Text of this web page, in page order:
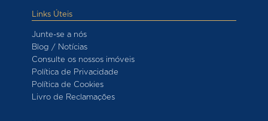
Links Úteis
Junte-se a nós
Blog / Notícias
Consulte os nossos imóveis
Política de Privacidade
Política de Cookies
Livro de Reclamações